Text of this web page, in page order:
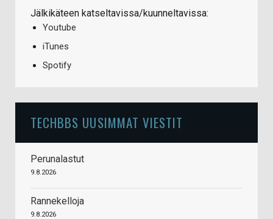
Jälkikäteen katseltavissa/kuunneltavissa:
Youtube
iTunes
Spotify
TECHBBS UUSIMMAT VIESTIT
Perunalastut
9.8.2026
Rannekelloja
9.8.2026